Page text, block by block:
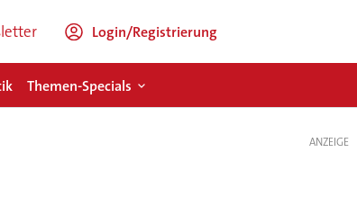
Login/Registrierung
Themen-Specials
ANZEIGE